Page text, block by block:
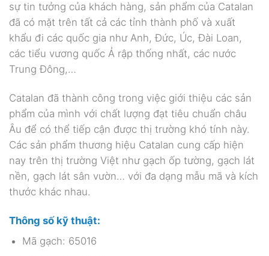
sự tin tưởng của khách hàng, sản phẩm của Catalan
đã có mặt trên tất cả các tỉnh thành phố và xuất
khẩu đi các quốc gia như Anh, Đức, Úc, Đài Loan,
các tiểu vương quốc Ả rập thống nhất, các nước
Trung Đông,…
Catalan đã thành công trong việc giới thiệu các sản
phẩm của mình với chất lượng đạt tiêu chuẩn châu
Âu để có thể tiếp cận được thị trường khó tính này.
Các sản phẩm thương hiệu Catalan cung cấp hiện
nay trên thị trường Việt như gạch ốp tường, gạch lát
nền, gạch lát sân vườn… với đa dạng mẫu mã và kích
thước khác nhau.
Thông số kỹ thuật:
Mã gạch: 65016